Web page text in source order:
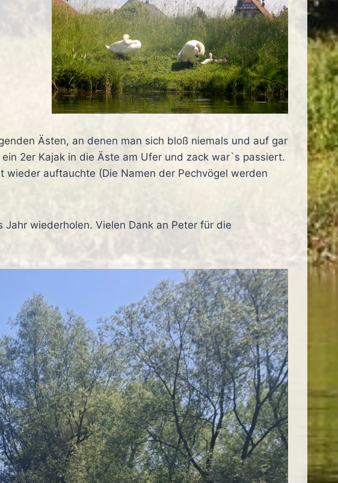
Ästen, an denen man sich bloß niemals und auf gar
2er Kajak in die Äste am Ufer und zack war`s passiert.
auftauchte (Die Namen der Pechvögel werden
wiederholen. Vielen Dank an Peter für die